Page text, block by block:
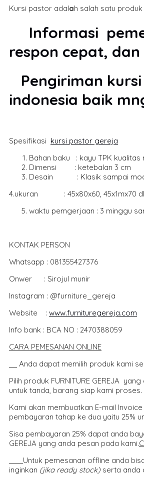
Kursi pastor adalah salah satu
Informasi
respon cepat,
Pengiriman
indonesia baik
Spesifikasi kursi pastor gereja
Bahan baku : kayu TPK kualitas
Dimensi : ketebalan 3 cm
Desain : Klasik sampai
4.ukuran : 45x80x60, 45x1mx70
waktu pemgerjaan : 3 minggu
KONTAK PERSON
Whatsapp : 081355427376
Onwer : Sirojul munir
Instagram : @furniture_gereja
Website : www.furnituregereja.com
Info bank : BCA NO : 2470388059
CARA PEMESANAN ONLINE
Anda dapat memilih produk kami
Pilih produk FURNITURE GEREJA
untuk tanda, barang siap kami proses.
Kami akan membuatkan E-mail
pembayaran tahap ke dua yaitu 25%
Sisa pembayaran 25% dapat anda
GEREJA yang anda pesan pada kami.
Untuk pemesanan offline anda
inginkan (jika ready stock) serta anda